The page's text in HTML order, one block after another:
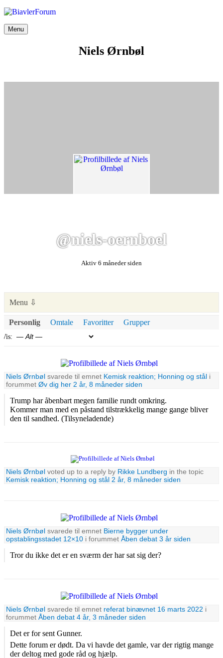
Videre
indhold
Menu
Niels Ørnbøl
@niels-oernboel
Aktiv 6 måneder siden
Personlig Omtale Favoritter Grupper
Vis:
Niels Ørnbølsvarede til emnet Kemisk reaktion; Honning og ståli
forummet Øv dig her 2 år, 8 måneder siden
Trump har åbenbart megen familie rundt omkring.
Kommer man med en påstand tilstrækkelig mange gange bliver
den til sandhed. (Tilsyneladende)
Niels Ørnbølvoted up to a reply by Rikke Lundberg in the topic
Kemisk reaktion; Honning og stål 2 år, 8 måneder siden
Niels Ørnbølsvarede til emnet Bierne bygger under
opstablingsstadet 12×10i forummet Åben debat 3 år siden
Tror du ikke det er en sværm der har sat sig der?
Niels Ørnbølsvarede til emnet referat binævnet 16 marts 2022 i
forummet Åben debat 4 år, 3 måneder siden
Det er for sent Gunner.
Dette forum er dødt. Da vi havde det gamle, var der rigtig mange
der deltog med gode råd og hjælp.